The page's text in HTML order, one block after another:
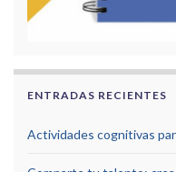
ENTRADAS RECIENTES
Actividades cognitivas